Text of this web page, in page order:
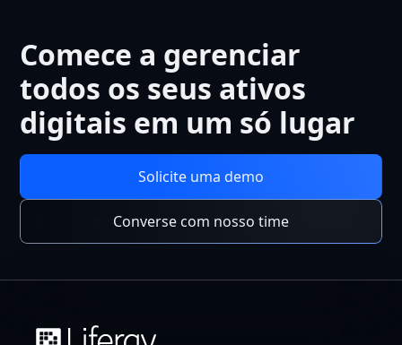
Comece a gerenciar
todos os seus ativos
digitais em um só lugar
Solicite uma demo
Converse com nosso time